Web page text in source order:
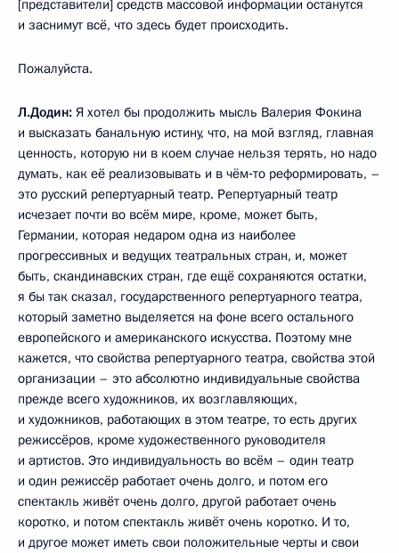
[представители] средств массовой информации останутся
и заснимут всё, что здесь будет происходить.
Пожалуйста.
Л.Додин: Я хотел бы продолжить мысль Валерия Фокина
и высказать банальную истину, что, на мой взгляд, главная
ценность, которую ни в коем случае нельзя терять, но надо
думать, как её реализовывать и в чём‑то реформировать, –
это русский репертуарный театр. Репертуарный театр
исчезает почти во всём мире, кроме, может быть,
Германии, которая недаром одна из наиболее
прогрессивных и ведущих театральных стран, и, может
быть, скандинавских стран, где ещё сохраняются остатки,
я бы так сказал, государственного репертуарного театра,
который заметно выделяется на фоне всего остального
европейского и американского искусства. Поэтому мне
кажется, что свойства репертуарного театра, свойства этой
организации – это абсолютно индивидуальные свойства
прежде всего художников, их возглавляющих,
и художников, работающих в этом театре, то есть других
режиссёров, кроме художественного руководителя
и артистов. Это индивидуальность во всём – один театр
и один режиссёр работает очень долго, и потом его
спектакль живёт очень долго, другой работает очень
коротко, и потом спектакль живёт очень коротко. И то,
и другое может иметь свои положительные черты и свои